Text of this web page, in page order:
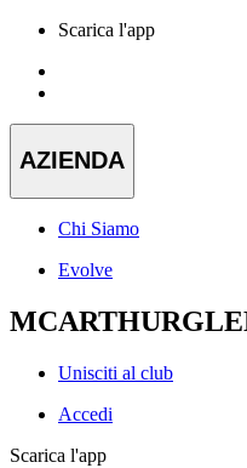
Scarica l'app
AZIENDA
Chi Siamo
Evolve
Unisciti al club
Accedi
Scarica l'app